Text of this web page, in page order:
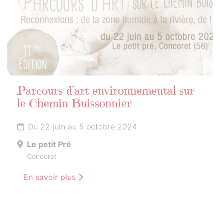
Parcours d’art environnemental sur
le Chemin Buissonnier
Du 22 juin au 5 octobre 2024
Le petit Pré
Concoret
En savoir plus